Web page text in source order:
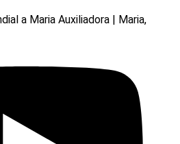
a Maria Auxiliadora | Maria,